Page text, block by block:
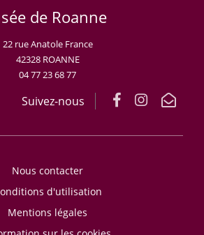
de Roanne
22 rue Anatole France
42328 ROANNE
04 77 23 68 77
Suivez-nous
Nous contacter
d'utilisation
Mentions légales